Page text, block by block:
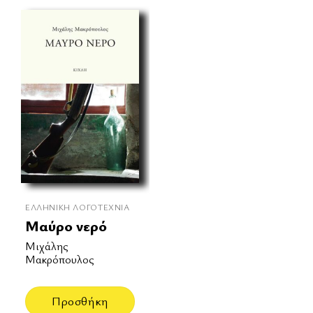
ΕΛΛΗΝΙΚΉ ΛΟΓΟΤΕΧΝΊΑ
Μαύρο νερό
Μιχάλης
Μακρόπουλος
Προσθήκη